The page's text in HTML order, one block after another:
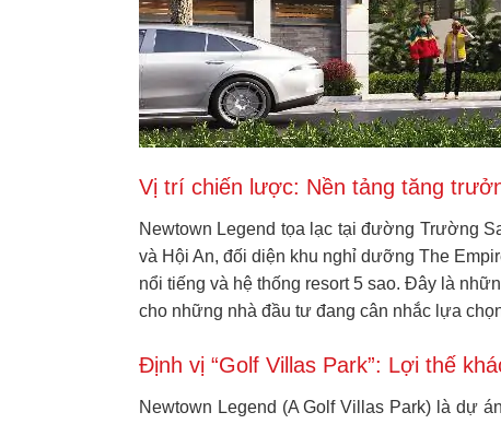
Vị trí chiến lược: Nền tảng tăng
Newtown Legend tọa lạc tại đường Trường
và Hội An, đối diện khu nghỉ dưỡng The
nổi tiếng và hệ thống resort 5 sao. Đây là
cho những nhà đầu tư đang cân nhắc lựa
Định vị “Golf Villas Park”: Lợi thế
Newtown Legend (A Golf Villas Park) là dự